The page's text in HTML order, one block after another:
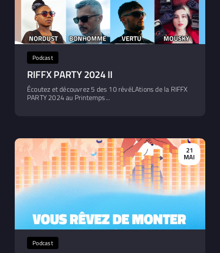
Podcast
RIFFX PARTY 2024 II
Écoutez et découvrez 5 des 10 révéLAtions de la RIFFX
PARTY 2024 au Printemps...
21
MAI
Podcast